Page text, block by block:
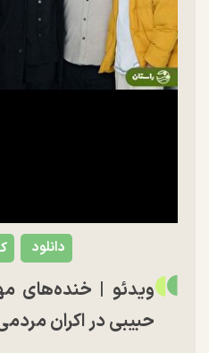
دانلود
ویدئو | خنده‌های
حبیبی در اکران